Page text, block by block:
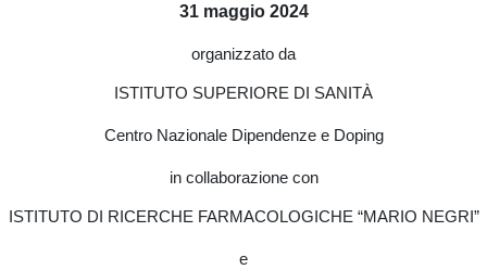
31 maggio 2024
organizzato da
ISTITUTO SUPERIORE DI SANITÀ
Centro Nazionale Dipendenze e Doping
in collaborazione con
ISTITUTO DI RICERCHE FARMACOLOGICHE “MARIO NEGRI”
e